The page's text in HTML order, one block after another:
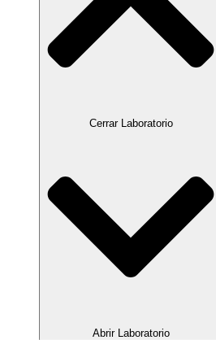
Cerrar Laboratorio
Abrir Laboratorio